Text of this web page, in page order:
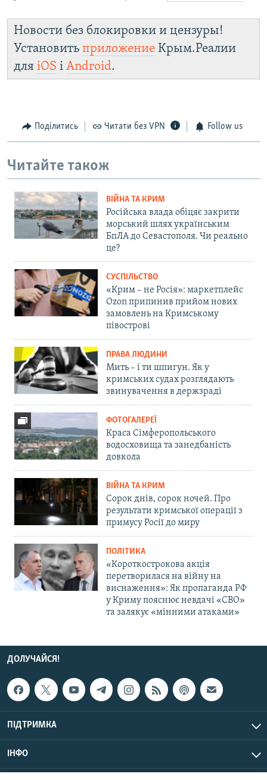
Новости без блокировки и цензуры!
Установить приложение Крым.Реалии
для iOS і Android.
Поділитись Читати без VPN Follow us
Читайте також
ВІЙНА ТА КРИМ
Російська влада обіцяє закрити
морський шлях українським
БпЛА до Севастополя. Чи реально
це?
СУСПІЛЬСТВО
«Крим – не Росія»: маркетплейс
Ozon припинив прийом нових
замовлень на Кримському
півострові
ПРАВА ЛЮДИНИ
Мить – і ти шпигун. Як у
кримських судах розглядають
звинувачення в держзраді
ФОТОГАЛЕРЕЇ
Краса Сімферопольського
водосховища та занедбаність
довкола
ВІЙНА ТА КРИМ
Сорок днів, сорок ночей. Про
результати кримської операції з
примусу Росії до миру
ПОЛІТИКА
«Короткострокова акція
перетворилася на війну на
виснаження»: Як пропаганда РФ
у Криму пояснює невдачі «СВО»
та залякує «мінними атаками»
ДОЛУЧАЙСЯ!
ПІДТРИМКА
ІНФО